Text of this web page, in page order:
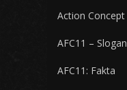
Action Concept
AFC11 – Slogan
AFC11: Fakta